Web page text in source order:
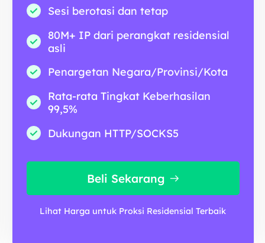
Sesi berotasi dan tetap
80M+ IP dari perangkat residensial
asli
Penargetan Negara/Provinsi/Kota
Rata-rata Tingkat Keberhasilan
99,5%
Dukungan HTTP/SOCKS5
Beli Sekarang
Lihat Harga untuk Proksi Residensial Terbaik